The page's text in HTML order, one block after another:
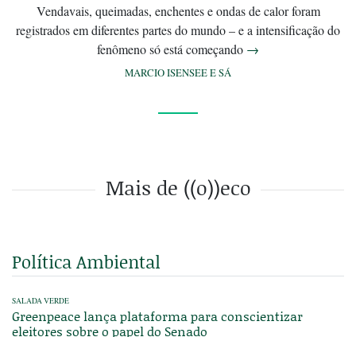
Vendavais, queimadas, enchentes e ondas de calor foram
registrados em diferentes partes do mundo – e a intensificação do
fenômeno só está começando →
MARCIO ISENSEE E SÁ
Mais de ((o))eco
Política Ambiental
SALADA VERDE
Greenpeace lança plataforma para conscientizar
eleitores sobre o papel do Senado